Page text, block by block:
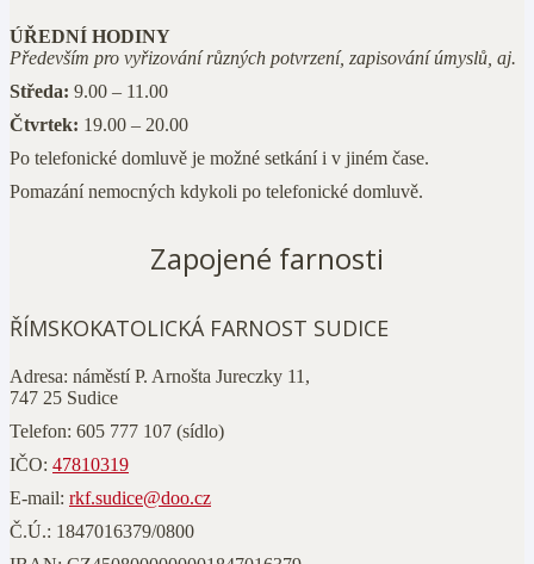
ÚŘEDNÍ HODINY
Především pro vyřizování různých potvrzení, zapisování úmyslů, aj.
Středa: 9.00 – 11.00
Čtvrtek: 19.00 – 20.00
Po telefonické domluvě je možné setkání i v jiném čase.
Pomazání nemocných kdykoli po telefonické domluvě.
Zapojené farnosti
ŘÍMSKOKATOLICKÁ FARNOST SUDICE
Adresa: náměstí P. Arnošta Jureczky 11,
747 25 Sudice
Telefon: 605 777 107 (sídlo)
IČO: 47810319
E-mail: rkf.sudice@doo.cz
Č.Ú.: 1847016379/0800